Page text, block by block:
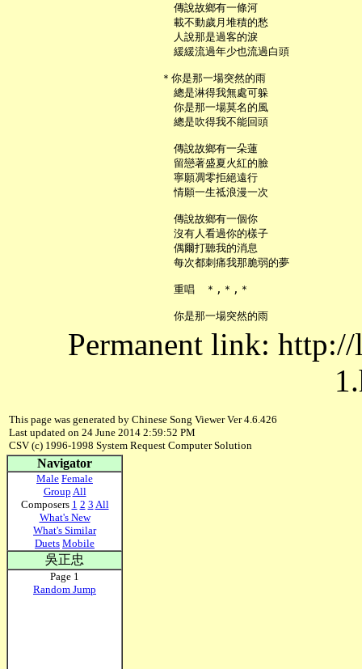
     傳說故鄉有一條河
     載不動歲月堆積的愁
     人說那是過客的淚
     緩緩流過年少也流過白頭
   ＊你是那一場突然的雨
     總是淋得我無處可躲
     你是那一場莫名的風
     總是吹得我不能回頭
     傳說故鄉有一朵蓮
     留戀著盛夏火紅的臉
     寧願凋零拒絕遠行
     情願一生祗浪漫一次
     傳說故鄉有一個你
     沒有人看過你的樣子
     偶爾打聽我的消息
     每次都刺痛我那脆弱的夢
     重唱　＊,＊,＊
Permanent link:
This page was generated by Chinese Song Viewer Ver 4.6.426
Last updated on 24 June 2014 2:59:52 PM
CSV (c) 1996-1998 System Request Computer Solution
Navigator
Male Female
Group All
Composers 1 2 3 All
What's New
What's Similar
Duets Mobile
吳正忠
Page 1
Random Jump